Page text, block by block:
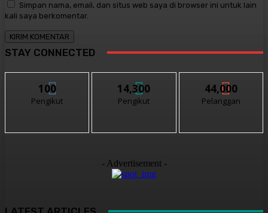
Simpan nama, email, dan situs web saya di browser ini untuk lain
kali saya berkomentar.
STAY CONNECTED
100
Pengikut
14,300
Pengikut
44,000
Pelanggan
- Advertisement -